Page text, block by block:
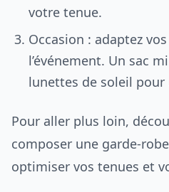
votre tenue.
Occasion : adaptez
l’événement. Un sac
lunettes de soleil
Pour aller plus loin,
composer une garde-
optimiser vos tenues et